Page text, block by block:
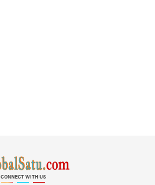
CONNECT WITH US